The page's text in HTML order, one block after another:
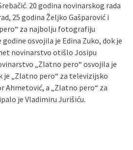
20 godina novinarskog rada
25 godina Željko Gašparović i
za najbolju fotografiju
godine osvojila je Edina Zuko, dok je
novinarstvo otišlo Josipu
„Zlatno pero“ osvojila je
je „Zlatno pero“ za televizijsko
Ahmetović, a „Zlatno pero“ za
je Vladimiru Jurišiću.